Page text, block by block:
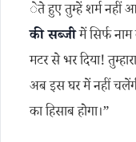
ेते हुए तुम्हें शर्म नहीं
की सब्जीमें सिर्फ
मटर से भर दिया!
अब इस घर में नहीं
का हिसाब होगा।”